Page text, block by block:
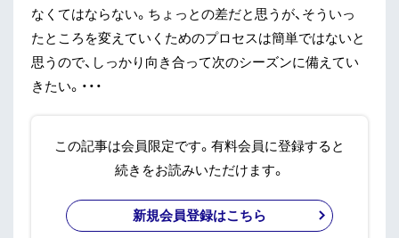
なくてはならない。ちょっとの差だと思うが、そういっ
たところを変えていくためのプロセスは簡単ではないと
思うので、しっかり向き合って次のシーズンに備えてい
きたい。・・・
この記事は会員限定です。有料会員に登録すると
続きをお読みいただけます。
新規会員登録はこちら